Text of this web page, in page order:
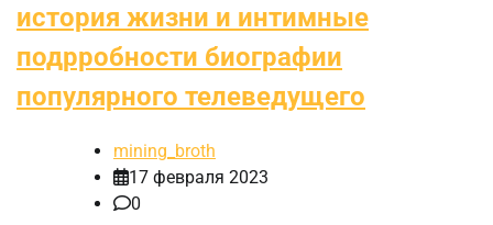
история жизни и интимные
подрробности биографии
популярного телеведущего
mining_broth
17 февраля 2023
0